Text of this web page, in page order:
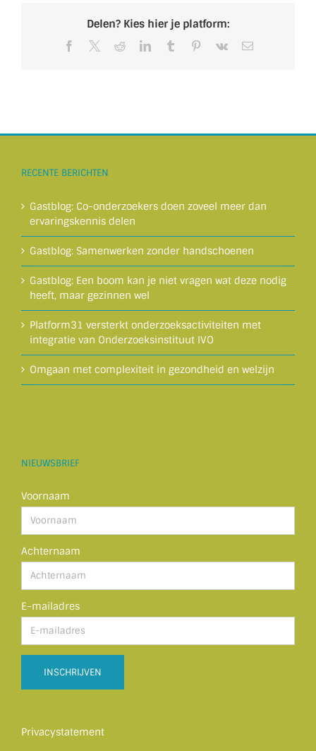
Delen? Kies hier je platform:
Facebook RedditLinkedInTumblr Pinterest
Vk
E-
RECENTE BERICHTEN
Gastblog: Co-onderzoekers doen zoveel meer dan
ervaringskennis delen
Gastblog: Samenwerken zonder handschoenen
Gastblog: Een boom kan je niet vragen wat deze nodig
heeft, maar gezinnen wel
Platform31 versterkt onderzoeksactiviteiten met
integratie van Onderzoeksinstituut IVO
Omgaan met complexiteit in gezondheid en welzijn
NIEUWSBRIEF
Voornaam
Achternaam
E-mailadres
Privacystatement